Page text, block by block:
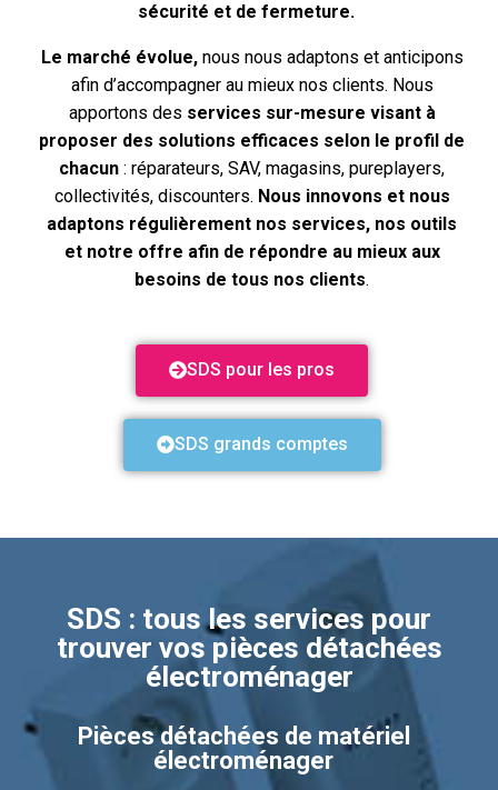
sécurité et de fermeture.
Le marché évolue, nous nous adaptons et anticipons
afin d’accompagner au mieux nos clients. Nous
apportons des services sur-mesure visant à
proposer des solutions efficaces selon le profil de
chacun : réparateurs, SAV, magasins, pureplayers,
collectivités, discounters. Nous innovons et nous
adaptons régulièrement nos services, nos outils
et notre offre afin de répondre au mieux aux
besoins de tous nos clients.
SDS pour les pros
SDS grands comptes
SDS : tous les services pour
trouver vos pièces détachées
électroménager
Pièces détachées de matériel
électroménager